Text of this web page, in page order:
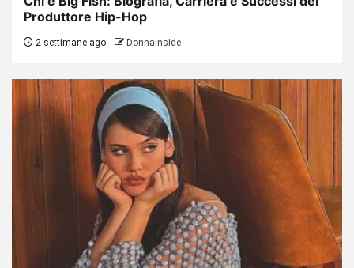
Produttore Hip-Hop
2 settimane ago Donnainside